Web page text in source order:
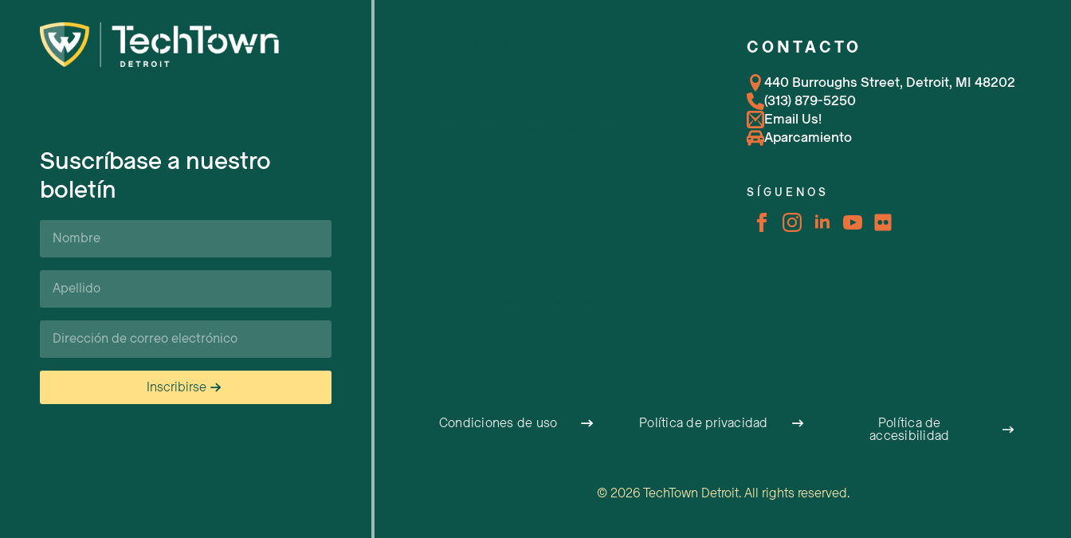
Suscríbase a nuestro
boletín
Nombre
Apellido*
Correo
electrónico
Inscribirse
CONTACTO
440 Burroughs Street, Detroit, MI 48202
(313) 879-5250
Email Us!
Aparcamiento
SÍGUENOS
Condiciones de uso Política de privacidad Política de
accesibilidad
© 2026 TechTown Detroit. All rights reserved.